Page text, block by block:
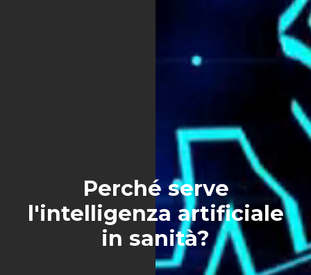
Perché serve
l'intelligenza artificiale
in sanità?